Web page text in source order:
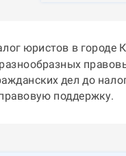
юристов в
дел до
поддержку.